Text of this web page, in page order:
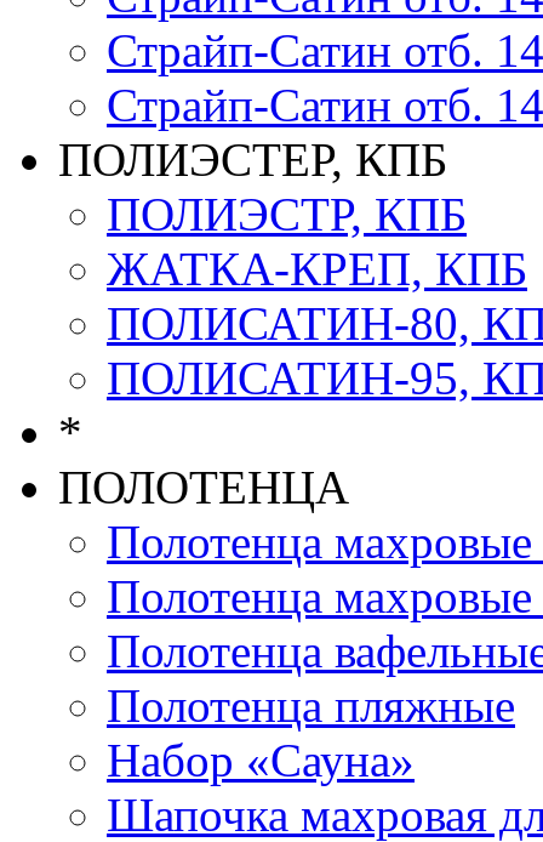
Страйп-Сатин отб.
Страйп-Сатин отб.
ПОЛИЭСТЕР, КПБ
ПОЛИЭСТР, КПБ
ЖАТКА-КРЕП, КПБ
ПОЛИСАТИН-80,
ПОЛИСАТИН-95,
*
ПОЛОТЕНЦА
Полотенца
Полотенца
Полотенца
Полотенца пляжные
Набор «Сауна»
Шапочка махровая